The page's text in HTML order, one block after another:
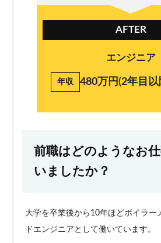
AFTER
エンジニア
年収 480万円(2年目
前職はどのようなお
いましたか？
大学を卒業後から10年ほどボイラー
ドエンジニアとして働いています。